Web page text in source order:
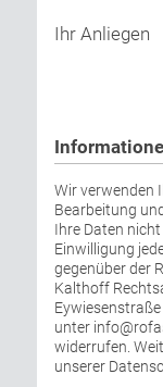
Ihr Anliegen
Wir verwenden
Bearbeitung
Ihre Daten
Einwilligung
gegenüber der
Kalthoff
unter
widerrufen.
unserer